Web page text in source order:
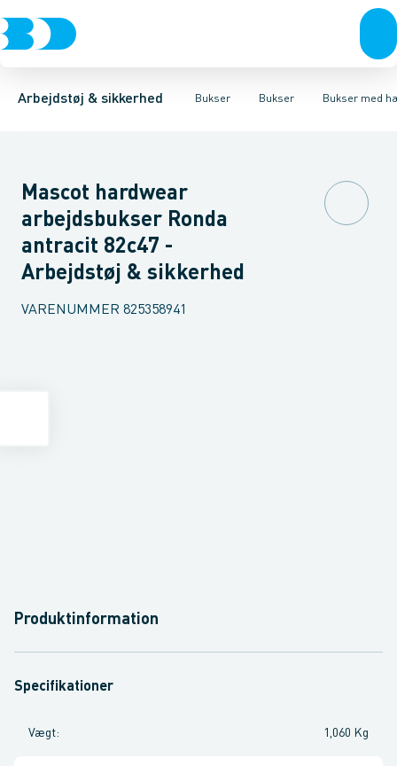
Arbejdstøj & sikkerhed Bukser
Trøjer & t-shirtsBukser Overtøj & huer Undertøj & sokkerSko
Bukser
BukserKnickers & Shorts OverallsKedeldragter Knæskånere
Bukser med
Bukser med hængelommer Bukser med lårlommer
Mascot hardwear
arbejdsbukser Ronda
antracit 82c47 -
Arbejdstøj & sikkerhed
VARENUMMER 825358941
Produktinformation
Specifikationer
Vægt: 1,060 Kg